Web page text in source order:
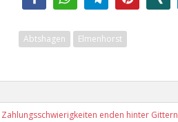
Abtshagen Elmenhorst
Zahlungsschwierigkeiten enden hinter Gittern